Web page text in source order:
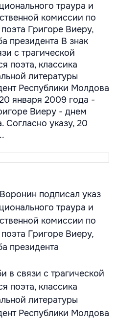
траура и
комиссии по
Григоре Виеру,
президента В знак
с трагической
поэта, классика
литературы
Республики Молдова
января 2009 года -
Виеру - днем
Согласно указу, 20
подписал указ
траура и
комиссии по
Григоре Виеру,
президента
в связи с трагической
поэта, классика
литературы
Республики Молдова